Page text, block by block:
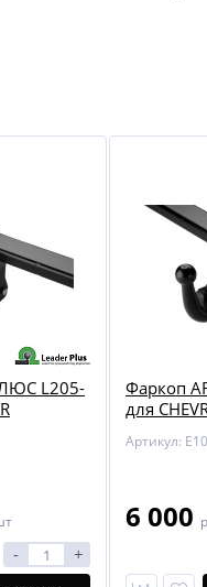
L205-
- +
Фаркоп
для
Артикул:
6 000